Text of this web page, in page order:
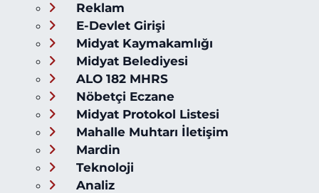
Reklam
E-Devlet Girişi
Midyat Kaymakamlığı
Midyat Belediyesi
ALO 182 MHRS
Nöbetçi Eczane
Midyat Protokol Listesi
Mahalle Muhtarı İletişim
Mardin
Teknoloji
Analiz